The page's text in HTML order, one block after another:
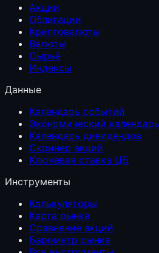
Акции
Облигации
Криптовалюты
Валюты
Сырьё
Индексы
Данные
Календарь событий
Экономический календарь
Календарь дивидендов
Скринер акций
Ключевая ставка ЦБ
Инструменты
Калькуляторы
Карта рынка
Сравнение акций
Барометр рынка